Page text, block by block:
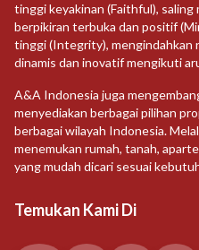
tinggi keyakinan (Faithful),
berpikiran terbuka dan positif
tinggi (Integrity), mengindahkan
dinamis dan inovatif mengikuti
A&A Indonesia juga
menyediakan berbagai pilihan
berbagai wilayah Indonesia.
menemukan rumah, tanah,
yang mudah dicari sesuai
Temukan Kami Di